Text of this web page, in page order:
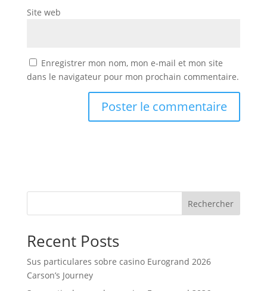
Site web
Enregistrer mon nom, mon e-mail et mon site
dans le navigateur pour mon prochain commentaire.
Rechercher
Recent Posts
Sus particulares sobre casino Eurogrand 2026
Carson’s Journey